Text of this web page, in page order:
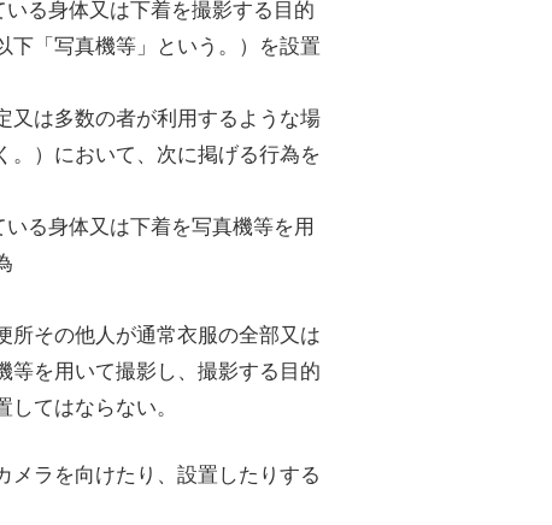
る身体又は下着を撮影する目的
下「写真機等」という。）を設置
は多数の者が利用するような場
。）において、次に掲げる行為を
る身体又は下着を写真機等を用
その他人が通常衣服の全部又は
等を用いて撮影し、撮影する目的
てはならない。
メラを向けたり、設置したりする